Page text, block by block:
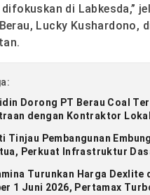
di Labkesda,”
Lucky Kushardono,
Dorong PT Berau Coal
dengan Kontraktor Lokal
Tinjau Pembangunan
Perkuat Infrastruktur
Turunkan Harga Dexlite
1 Juni 2026, Pertamax